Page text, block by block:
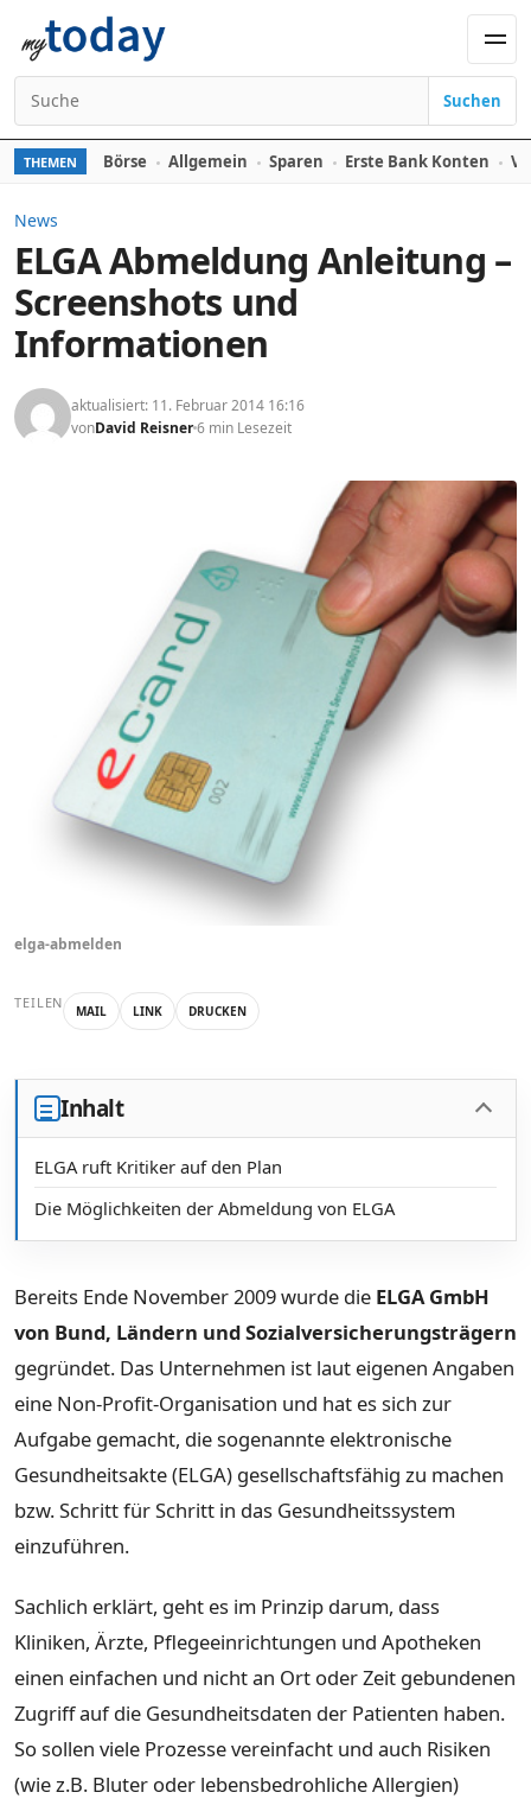
Zum Inhalt springen
Suchen nach:
Suchen
THEMEN Börse Allgemein Sparen Erste Bank Konten
News
ELGA Abmeldung Anleitung –
Screenshots und
Informationen
aktualisiert: 11. Februar 2014 16:16
vonDavid Reisner6 min Lesezeit
elga-abmelden
TEILEN MAIL LINK DRUCKEN
Inhalt
ELGA ruft Kritiker auf den Plan
Die Möglichkeiten der Abmeldung von ELGA
Bereits Ende November 2009 wurde die ELGA GmbH
von Bund, Ländern und Sozialversicherungsträgern
gegründet. Das Unternehmen ist laut eigenen Angaben
eine Non-Profit-Organisation und hat es sich zur
Aufgabe gemacht, die sogenannte elektronische
Gesundheitsakte (ELGA) gesellschaftsfähig zu machen
bzw. Schritt für Schritt in das Gesundheitssystem
einzuführen.
Sachlich erklärt, geht es im Prinzip darum, dass
Kliniken, Ärzte, Pflegeeinrichtungen und Apotheken
einen einfachen und nicht an Ort oder Zeit gebundenen
Zugriff auf die Gesundheitsdaten der Patienten haben.
So sollen viele Prozesse vereinfacht und auch Risiken
(wie z.B. Bluter oder lebensbedrohliche Allergien)